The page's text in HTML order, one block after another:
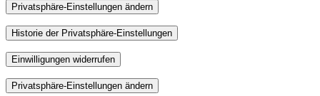
Privatsphäre-Einstellungen ändern
Historie der Privatsphäre-Einstellungen
Einwilligungen widerrufen
Privatsphäre-Einstellungen ändern